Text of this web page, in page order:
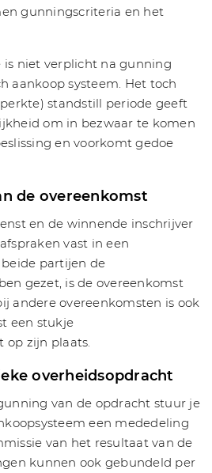
gunningscriteria en het
is niet verplicht na gunning
aankoop systeem. Het toch
standstill periode geeft
om in bezwaar te komen
en voorkomt gedoe
de overeenkomst
en de winnende inschrijver
vast in een
partijen de
gezet, is de overeenkomst
andere overeenkomsten is ook
een stukje
zijn plaats.
overheidsopdracht
van de opdracht stuur je
een mededeling
van het resultaat van de
kunnen ook gebundeld per